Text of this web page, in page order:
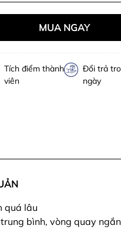
MUA NGAY
Tích điểm thành
viên
Đổi trả
ngày
quá lâu
bình, vòng quay